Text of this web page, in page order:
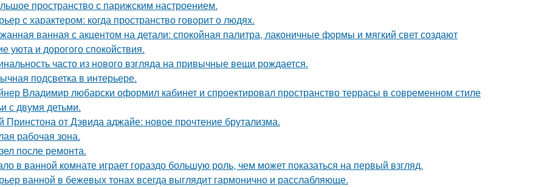
пространство с парижским настроением.
с характером: когда пространство говорит о людях.
ванная с акцентом на детали: спокойная палитра, лаконичные формы и мягкий свет создают
уюта и дорогого спокойствия.
часто из нового взгляда на привычные вещи рождается.
подсветка в интерьере.
Владимир любарски оформил кабинет и спроектировал пространство террасы в современном стиле
с двумя детьми.
Принстона от Дэвида аджайе: новое прочтение брутализма.
рабочая зона.
после ремонта.
в ванной комнате играет гораздо большую роль, чем может показаться на первый взгляд.
ванной в бежевых тонах всегда выглядит гармонично и расслабляюще.